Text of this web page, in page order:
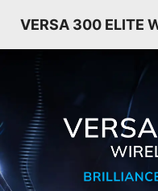
VERSA 300 ELITE